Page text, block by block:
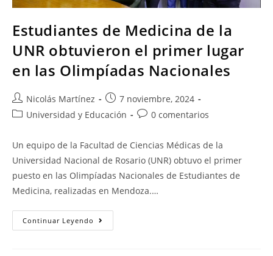
Estudiantes de Medicina de la
UNR obtuvieron el primer lugar
en las Olimpíadas Nacionales
Nicolás Martínez
7 noviembre, 2024
Universidad y Educación
0 comentarios
Un equipo de la Facultad de Ciencias Médicas de la
Universidad Nacional de Rosario (UNR) obtuvo el primer
puesto en las Olimpíadas Nacionales de Estudiantes de
Medicina, realizadas en Mendoza.…
Continuar Leyendo